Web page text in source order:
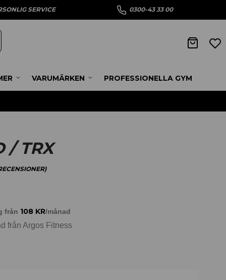
SERVICE 0300-43 33 00
VARUMÄRKEN PROFESSIONELLA GYM
/ TRX
från 108 KR/månad
från Argos Fitness